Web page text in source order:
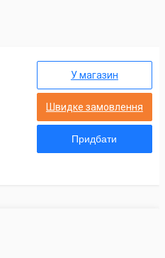
У магазин
Швидке замовлення
Придбати